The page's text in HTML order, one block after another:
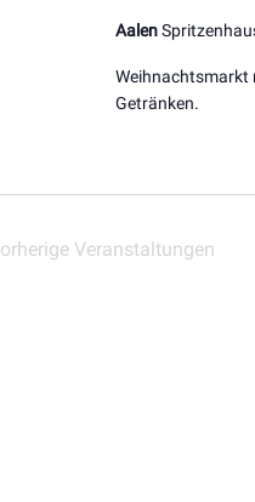
Aalen
Weihnachtsmarkt
Getränken.
Veranstaltungen